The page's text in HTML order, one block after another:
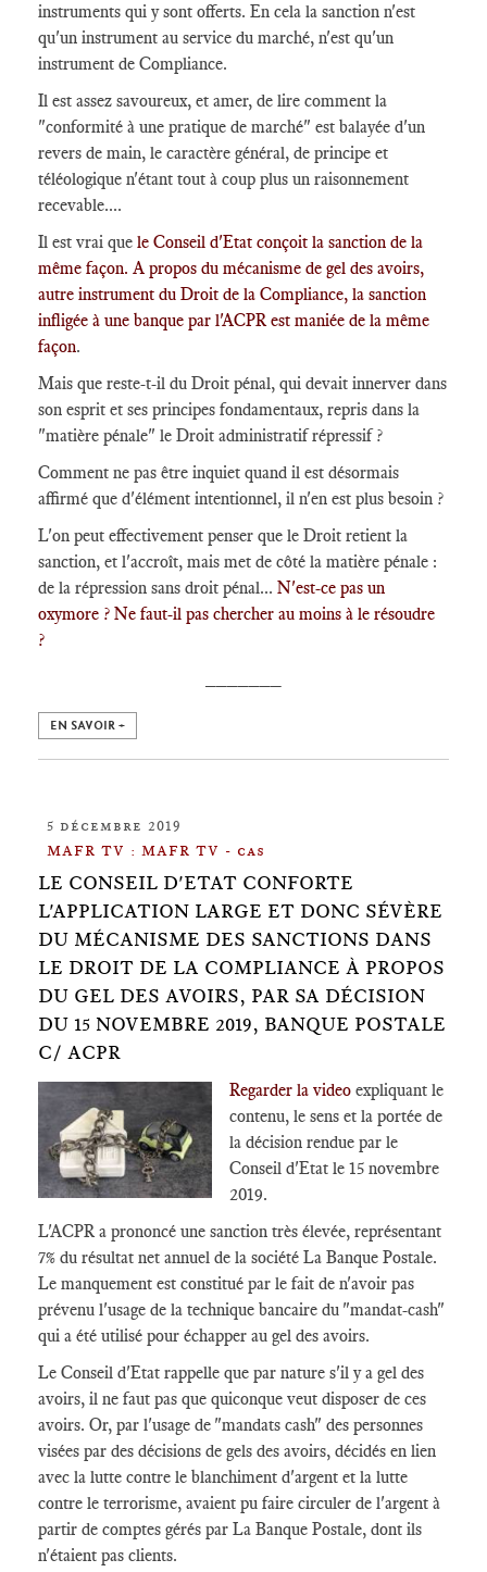
instruments qui y sont offerts. En cela la sanction n'est
qu'un instrument au service du marché, n'est qu'un
instrument de Compliance.
Il est assez savoureux, et amer, de lire comment la
"conformité à une pratique de marché" est balayée d'un
revers de main, le caractère général, de principe et
téléologique n'étant tout à coup plus un raisonnement
recevable....
Il est vrai que le Conseil d'Etat conçoit la sanction de la
même façon. A propos du mécanisme de gel des avoirs,
autre instrument du Droit de la Compliance, la sanction
infligée à une banque par l'ACPR est maniée de la même
façon.
Mais que reste-t-il du Droit pénal, qui devait innerver dans
son esprit et ses principes fondamentaux, repris dans la
"matière pénale" le Droit administratif répressif ?
Comment ne pas être inquiet quand il est désormais
affirmé que d'élément intentionnel, il n'en est plus besoin ?
L'on peut effectivement penser que le Droit retient la
sanction, et l'accroît, mais met de côté la matière pénale :
de la répression sans droit pénal... N'est-ce pas un
oxymore ? Ne faut-il pas chercher au moins à le résoudre
?
EN SAVOIR +
5 décembre 2019
MAFR TV : MAFR TV - cas
LE CONSEIL D'ETAT CONFORTE
L'APPLICATION LARGE ET DONC SÉVÈRE
DU MÉCANISME DES SANCTIONS DANS
LE DROIT DE LA COMPLIANCE À PROPOS
DU GEL DES AVOIRS, PAR SA DÉCISION
DU 15 NOVEMBRE 2019, BANQUE POSTALE
C/ ACPR
Regarder la video expliquant le
contenu, le sens et la portée de
la décision rendue par le
Conseil d'Etat le 15 novembre
2019.
L'ACPR a prononcé une sanction très élevée, représentant
7% du résultat net annuel de la société La Banque Postale.
Le manquement est constitué par le fait de n'avoir pas
prévenu l'usage de la technique bancaire du "mandat-cash"
qui a été utilisé pour échapper au gel des avoirs.
Le Conseil d'Etat rappelle que par nature s'il y a gel des
avoirs, il ne faut pas que quiconque veut disposer de ces
avoirs. Or, par l'usage de "mandats cash" des personnes
visées par des décisions de gels des avoirs, décidés en lien
avec la lutte contre le blanchiment d'argent et la lutte
contre le terrorisme, avaient pu faire circuler de l'argent à
partir de comptes gérés par La Banque Postale, dont ils
n'étaient pas clients.